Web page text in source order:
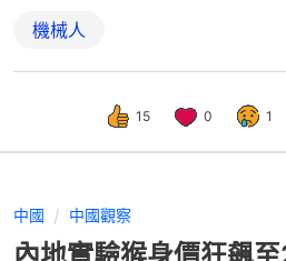
機械人
15 0 1
中國 中國觀察
內地實驗猴身價狂飆